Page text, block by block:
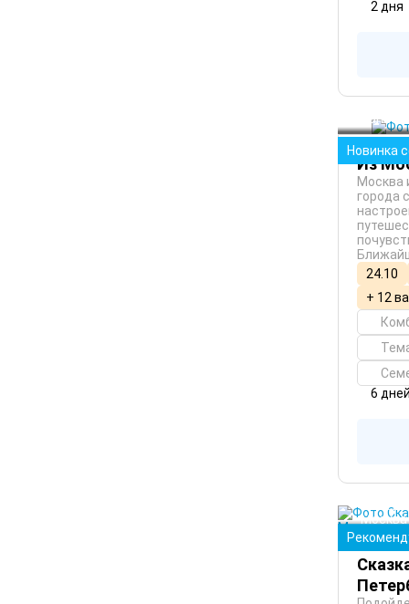
2 дня
Санкт-
Новинка
Из
Москва
города
24.10
+ 12
6 дней
Санкт-
Москва